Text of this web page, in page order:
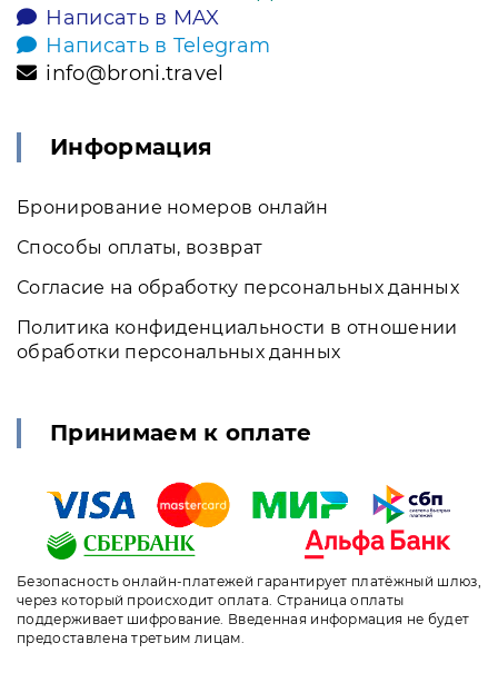
Написать в MAX
Написать в Telegram
info@broni.travel
Информация
Бронирование номеров онлайн
Способы оплаты, возврат
Согласие на обработку персональных данных
Политика конфиденциальности в отношении
обработки персональных данных
Принимаем к оплате
Безопасность онлайн-платежей гарантирует платёжный шлюз,
через который происходит оплата. Страница оплаты
поддерживает шифрование. Введенная информация не будет
предоставлена третьим лицам.